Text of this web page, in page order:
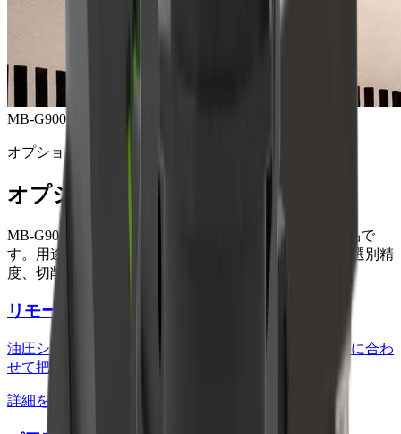
MB-G900 グラップル
オプション製品
オプション製品
MB-G900
に対応するMBクラッシャーのオプション製品で
す。用途や材料に合わせて、作業効率、粉じん対策、選別精
度、切削性能、保守管理を拡張できます。
リモートパワーコントロール
油圧ショベルの運転席から爪の閉じ力を調整し、材料に合わ
せて把持力を細かく管理できます。
詳細を見る